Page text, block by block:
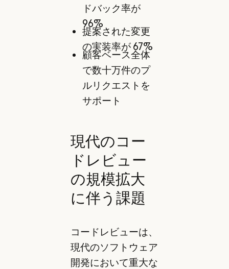
ドバック率が
96%
提案された変更
の実装率が 67%
顧客ベース全体
で数十万件のプ
ルリクエストを
サポート
現代のコー
ドレビュー
の規模拡大
に伴う課題
コードレビューは、
現代のソフトウェア
開発において重大な